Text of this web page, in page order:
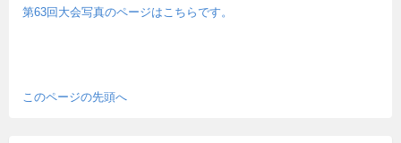
第63回大会写真のページはこちらです。
このページの先頭へ